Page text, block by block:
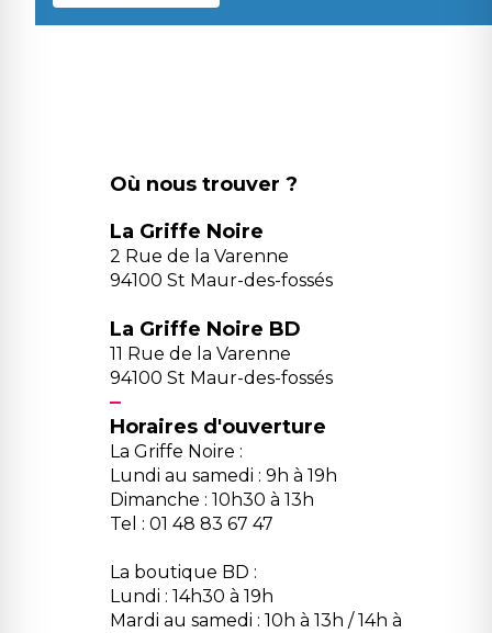
Où nous trouver ?
La Griffe Noire
2 Rue de la Varenne
94100 St Maur-des-fossés
La Griffe Noire BD
11 Rue de la Varenne
94100 St Maur-des-fossés
Horaires d'ouverture
La Griffe Noire :
Lundi au samedi : 9h à 19h
Dimanche : 10h30 à 13h
Tel : 01 48 83 67 47
La boutique BD :
Lundi : 14h30 à 19h
Mardi au samedi : 10h à 13h / 14h à